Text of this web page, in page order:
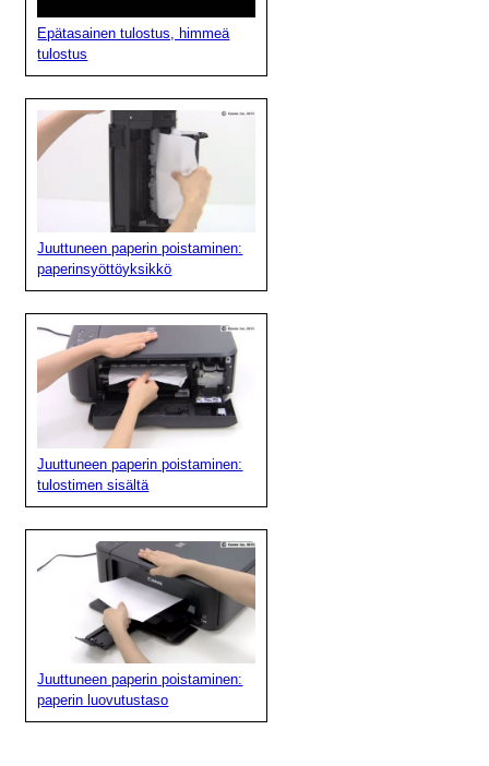
Epätasainen tulostus, himmeä
tulostus
Juuttuneen paperin poistaminen:
paperinsyöttöyksikkö
Juuttuneen paperin poistaminen:
tulostimen sisältä
Juuttuneen paperin poistaminen:
paperin luovutustaso